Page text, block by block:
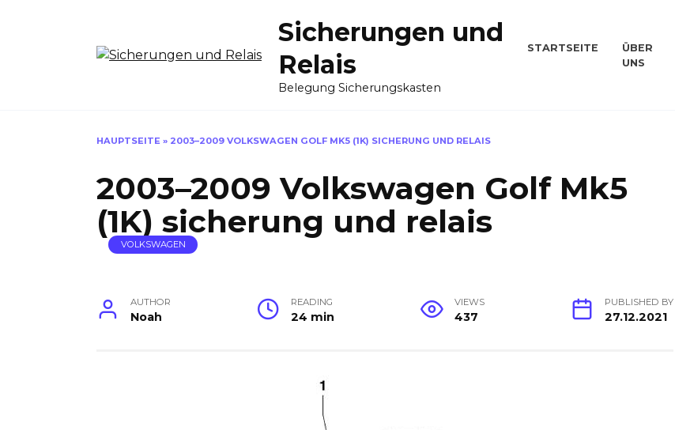
Sicherungen und
Relais
Belegung Sicherungskasten
STARTSEITE
ÜBER
UNS
HAUPTSEITE » 2003–2009 VOLKSWAGEN GOLF MK5 (1K) SICHERUNG UND RELAIS
2003–2009 Volkswagen Golf Mk5
(1K) sicherung und relais
VOLKSWAGEN
AUTHOR
Noah
READING
24 min
VIEWS
437
PUBLISHED BY
27.12.2021